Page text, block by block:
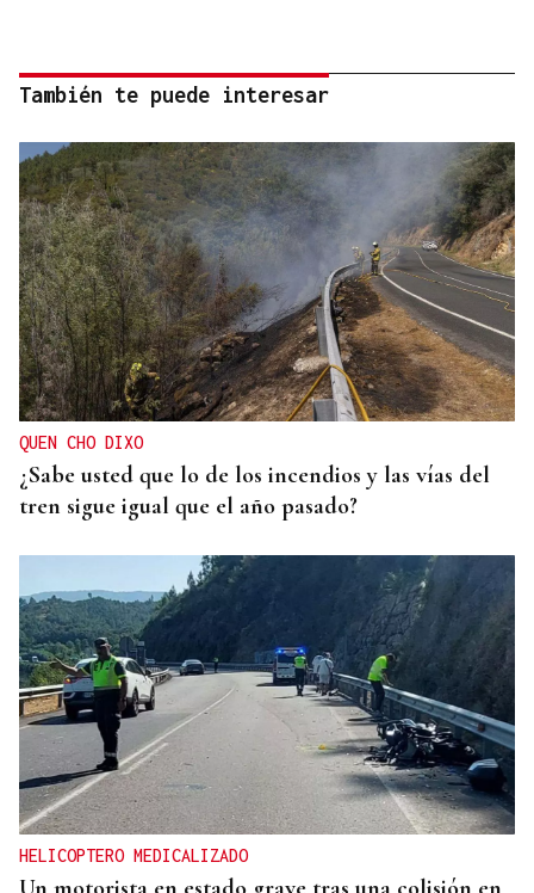
También te puede interesar
QUEN CHO DIXO
¿Sabe usted que lo de los incendios y las vías del
tren sigue igual que el año pasado?
HELICOPTERO MEDICALIZADO